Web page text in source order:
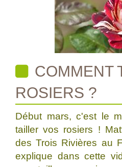
COMMENT
ROSIERS ?
Début mars, c'est le
tailler vos rosiers !
des Trois Rivières au
explique dans cette